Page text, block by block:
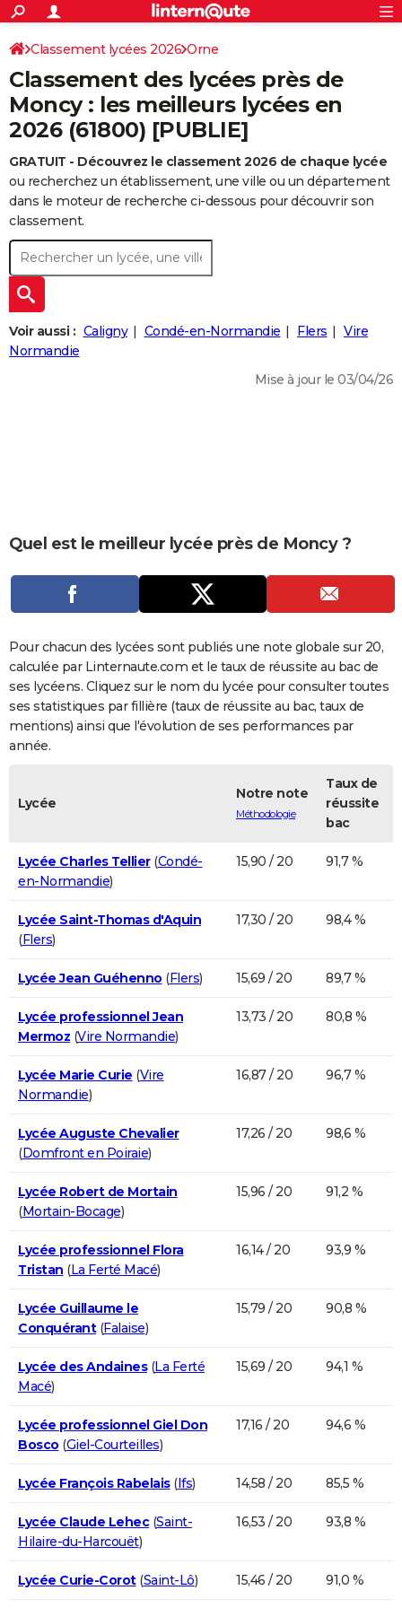
ACTUALITÉS
Politique
Société
Faits Divers
Education
Monde
Villes
+
SPORT
Coupe du monde 2026
Football
Tennis
Cyclisme
Rugby
Forum
Programme TV
TNT
Streaming
Cinéma
Sorties cinéma
Musique
+
FINANCE
Retraite
Impôts
Epargne
Immobilier
Risques naturels par ville
Banque
Assurance
Crédit
AUTO
Essais
Réserver un essai
Citadines
Berlines
SUV
Forum auto
+
HIGH-TECH
BRICOLAGE
Forum
Aménagement intérieur
Extérieur
Cuisine
Salle de bains
Jardinage
Rangement
+WEEK-END
Guides de France
Escapades
Patrimoine
Expositions
Musées
Week-end nature
+
LIFESTYLE
Art de vivre
Bien-être
Loisirs
Mode
Modes de vie
+SANTE
Dictionnaire
Biographies
Expressions
Proverbes
PROGRAMME TV
COPAINS D'AVANT
S'inscrire
Se connecter
Lycées
Collèges
Primaires
Universités
Entreprises
Service militaire
Avis de recherche
AVIS DE DÉCÈS
FORUM
Bricolage
Lifestyle
Culture
Sport
Auto
Television
Voyage
Cinema
S'inscrire
Connexion
Classement lycées 2026 Orne
Classement des lycées près de
Moncy : les meilleurs lycées en
2026 (61800) [PUBLIE]
GRATUIT - Découvrez le classement 2026 de chaque lycée
ou recherchez un établissement, une ville ou un département
dans le moteur de recherche ci-dessous pour découvrir son
classement.
Voir aussi : Caligny Condé-en-Normandie Flers
Vire
Normandie
Mise à jour le 03/04/26
Quel est le meilleur lycée près de Moncy ?
Pour chacun des lycées sont publiés une note globale sur 20,
calculée par Linternaute.com et le taux de réussite au bac de
ses lycéens. Cliquez sur le nom du lycée pour consulter toutes
ses statistiques par fillière (taux de réussite au bac, taux de
mentions) ainsi que l'évolution de ses performances par
année.
Lycée
Notre note
Méthodologie
Taux de
réussite
bac
Lycée Charles Tellier(Condé-
en-Normandie)
15,90 / 20 91,7 %
Lycée Saint-Thomas d'Aquin
(Flers)
17,30 / 20 98,4 %
Lycée Jean Guéhenno (Flers) 15,69 / 20 89,7 %
Lycée professionnel Jean
Mermoz (Vire Normandie)
13,73 / 20 80,8 %
Lycée Marie Curie (Vire
Normandie)
16,87 / 20 96,7 %
Lycée Auguste Chevalier
(Domfront en Poiraie)
17,26 / 20 98,6 %
Lycée Robert de Mortain
(Mortain-Bocage)
15,96 / 20 91,2 %
Lycée professionnel Flora
Tristan (La Ferté Macé)
16,14 / 20 93,9 %
Lycée Guillaume le
Conquérant(Falaise)
15,79 / 20 90,8 %
Lycée des Andaines(La Ferté
Macé)
15,69 / 20 94,1 %
Lycée professionnel Giel Don
Bosco (Giel-Courteilles)
17,16 / 20 94,6 %
Lycée François Rabelais(Ifs) 14,58 / 20 85,5 %
Lycée Claude Lehec(Saint-
Hilaire-du-Harcouët)
16,53 / 20 93,8 %
Lycée Curie-Corot(Saint-Lô) 15,46 / 20 91,0 %